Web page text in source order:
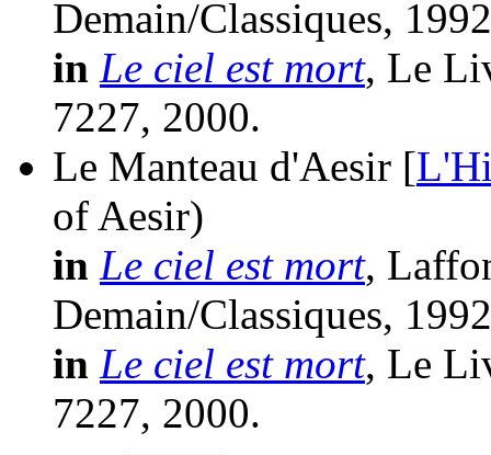
Demain/Classiques,
in Le ciel est mort, Le
7227, 2000.
Le Manteau d'Aesir [
of Aesir)
in Le ciel est mort,
Demain/Classiques,
in Le ciel est mort, Le
7227, 2000.